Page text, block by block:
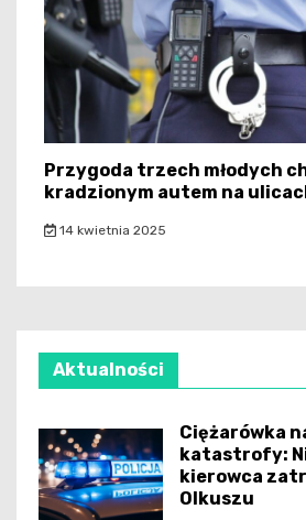
Przygoda trzech młodych
kradzionym autem na
14 kwietnia 2025
Aktualności
Ciężarówka
katastrofy:
kierowca
Olkuszu